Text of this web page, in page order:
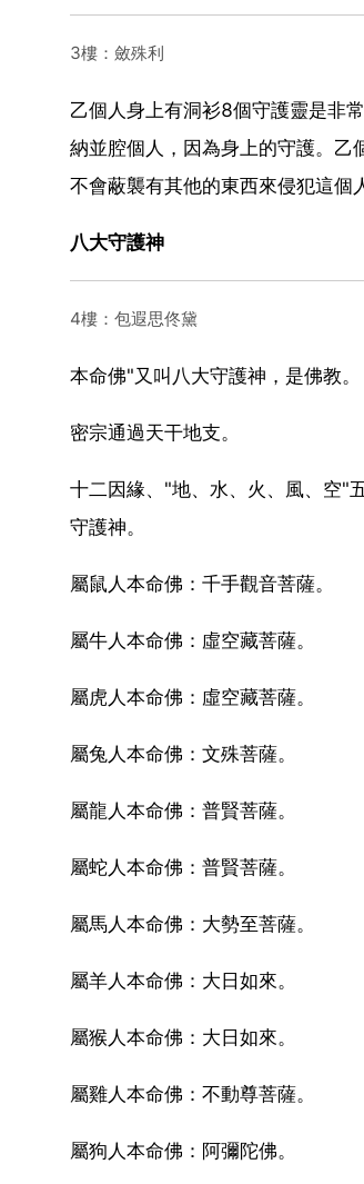
3樓：斂殊利
乙個人身上有洞衫8個守護靈是非
納並腔個人，因為身上的守護。乙
不會蔽襲有其他的東西來侵犯這個
八大守護神
4樓：包遐思佟黛
本命佛"又叫八大守護神，是佛教。
密宗通過天干地支。
十二因緣、"地、水、火、風、空"
守護神。
屬鼠人本命佛：千手觀音菩薩。
屬牛人本命佛：虛空藏菩薩。
屬虎人本命佛：虛空藏菩薩。
屬兔人本命佛：文殊菩薩。
屬龍人本命佛：普賢菩薩。
屬蛇人本命佛：普賢菩薩。
屬馬人本命佛：大勢至菩薩。
屬羊人本命佛：大日如來。
屬猴人本命佛：大日如來。
屬雞人本命佛：不動尊菩薩。
屬狗人本命佛：阿彌陀佛。